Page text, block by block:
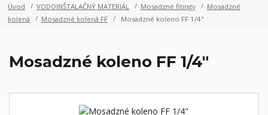
Úvod VODOINŠTALAČNÝ MATERIÁL Mosadzné fitingy
Mosadzné
kolená
Mosadzné kolená FF Mosadzné koleno FF 1/4"
Mosadzné koleno FF 1/4"